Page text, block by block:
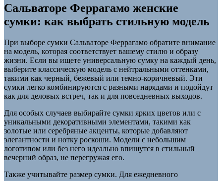
Сальваторе Феррагамо женские
сумки: как выбрать стильную модель
При выборе сумки Сальваторе Феррагамо обратите внимание
на модель, которая соответствует вашему стилю и образу
жизни. Если вы ищете универсальную сумку на каждый день,
выберите классическую модель с нейтральными оттенками,
такими как черный, бежевый или темно-коричневый. Эти
сумки легко комбинируются с разными нарядами и подойдут
как для деловых встреч, так и для повседневных выходов.
Для особых случаев выбирайте сумки ярких цветов или с
уникальными декоративными элементами, такими как
золотые или серебряные акценты, которые добавляют
элегантности и нотку роскоши. Модели с небольшим
логотипом или без него идеально впишутся в стильный
вечерний образ, не перегружая его.
Также учитывайте размер сумки. Для ежедневного